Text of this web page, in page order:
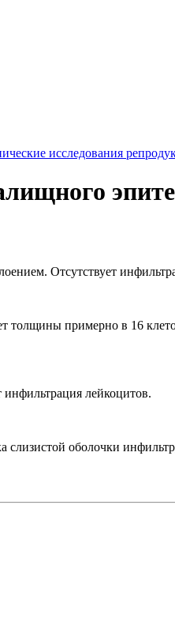
исследования
Отсутствует
толщины примерно в 16
лейкоцитов.
слизистой оболочки